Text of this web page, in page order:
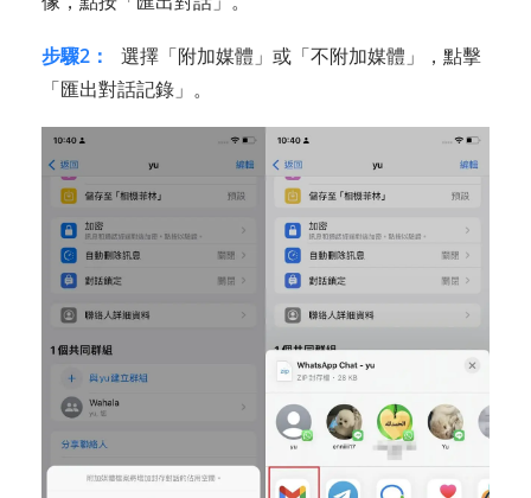
步驟2：
選擇「附加媒體」或「不附加媒體」，點擊
「匯出對話記錄」。